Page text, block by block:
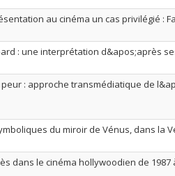
au cinéma un cas privilégié :
: une interprétation d&apos;après
: approche transmédiatique de
du miroir de Vénus, dans la
dans le cinéma hollywoodien de 1987